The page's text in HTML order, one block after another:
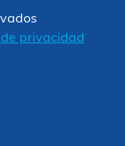
privacidad